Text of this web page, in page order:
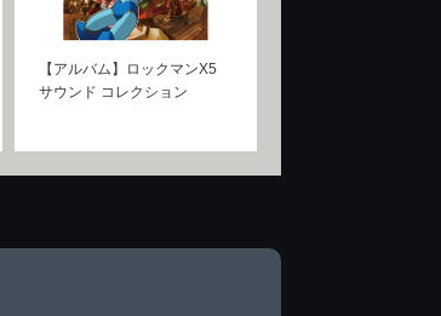
【アルバム】ロックマンX5
サウンド コレクション